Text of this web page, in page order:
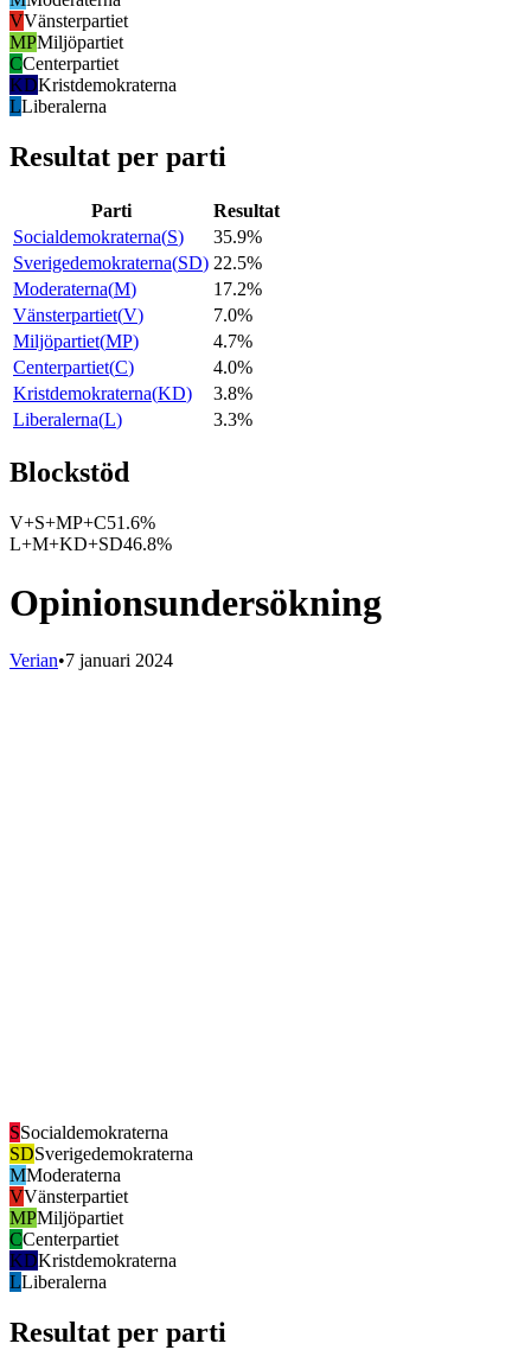
VVänsterpartiet
MPMiljöpartiet
CCenterpartiet
KDKristdemokraterna
LLiberalerna
Resultat per parti
Parti
Resultat
Socialdemokraterna(S)
35.9%
Sverigedemokraterna(SD) 22.5%
Moderaterna(M)
17.2%
Vänsterpartiet(V)
7.0%
Miljöpartiet(MP)
4.7%
Centerpartiet(C)
4.0%
Kristdemokraterna(KD)
3.8%
Liberalerna(L) 3.3%
Blockstöd
V+S+MP+C51.6%
L+M+KD+SD46.8%
Opinionsundersökning
Verian•7 januari 2024
SSocialdemokraterna
SDSverigedemokraterna
MModeraterna
VVänsterpartiet
MPMiljöpartiet
CCenterpartiet
KDKristdemokraterna
LLiberalerna
Resultat per parti